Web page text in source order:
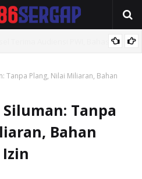
Anggaran .
Tanpa Plang, Nilai Miliaran, Bahan
Tanpa
Bahan